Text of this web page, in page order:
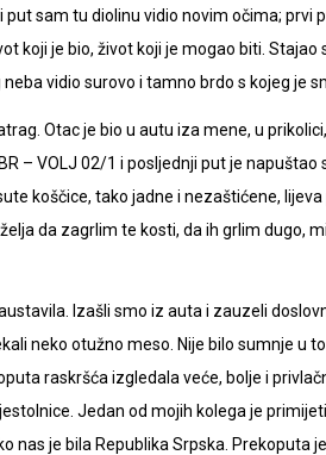
sam tu diolinu vidio novim očima; prvi
koji je bio, život koji je mogao biti.
vidio surovo i tamno brdo s kojeg je
Otac je bio u autu iza mene, u
– VOLJ 02/1 i posljednji put je napuštao
koščice, tako jadne i nezaštićene,
da zagrlim te kosti, da ih grlim dugo,
Izašli smo iz auta i zauzeli
neko otužno meso. Nije bilo sumnje u
raskršća izgledala veće, bolje i
Jedan od mojih kolega je
nas je bila Republika Srpska. Prekoputa